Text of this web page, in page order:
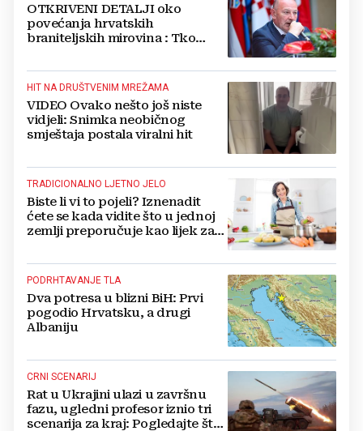
OTKRIVENI DETALJI oko
povećanja hrvatskih
braniteljskih mirovina : Tko
HIT NA DRUŠTVENIM MREŽAMA
VIDEO Ovako nešto još niste
vidjeli: Snimka neobičnog
smještaja postala viralni hit
TRADICIONALNO LJETNO JELO
Biste li vi to pojeli? Iznenadit
ćete se kada vidite što u jednoj
zemlji preporučuje kao lijek za
PODRHTAVANJE TLA
Dva potresa u blizni BiH: Prvi
pogodio Hrvatsku, a drugi
Albaniju
CRNI SCENARIJ
Rat u Ukrajini ulazi u završnu
fazu, ugledni profesor iznio tri
scenarija za kraj: Pogledajte što